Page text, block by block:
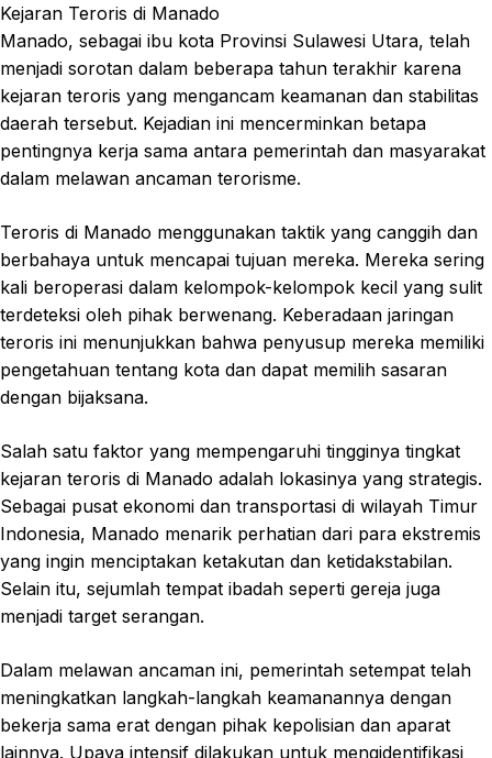
Kejaran Teroris di Manado
Manado, sebagai ibu kota Provinsi Sulawesi Utara, telah
menjadi sorotan dalam beberapa tahun terakhir karena
kejaran teroris yang mengancam keamanan dan stabilitas
daerah tersebut. Kejadian ini mencerminkan betapa
pentingnya kerja sama antara pemerintah dan masyarakat
dalam melawan ancaman terorisme.
Teroris di Manado menggunakan taktik yang canggih dan
berbahaya untuk mencapai tujuan mereka. Mereka sering
kali beroperasi dalam kelompok-kelompok kecil yang sulit
terdeteksi oleh pihak berwenang. Keberadaan jaringan
teroris ini menunjukkan bahwa penyusup mereka memiliki
pengetahuan tentang kota dan dapat memilih sasaran
dengan bijaksana.
Salah satu faktor yang mempengaruhi tingginya tingkat
kejaran teroris di Manado adalah lokasinya yang strategis.
Sebagai pusat ekonomi dan transportasi di wilayah Timur
Indonesia, Manado menarik perhatian dari para ekstremis
yang ingin menciptakan ketakutan dan ketidakstabilan.
Selain itu, sejumlah tempat ibadah seperti gereja juga
menjadi target serangan.
Dalam melawan ancaman ini, pemerintah setempat telah
meningkatkan langkah-langkah keamanannya dengan
bekerja sama erat dengan pihak kepolisian dan aparat
lainnya. Upaya intensif dilakukan untuk mengidentifikasi